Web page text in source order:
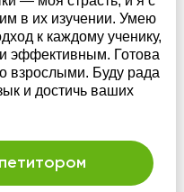
в их изучении. Умею
к каждому ученику,
эффективным. Готова
взрослыми. Буду рада
и достичь ваших